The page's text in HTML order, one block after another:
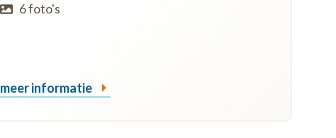
6 foto's
meer informatie